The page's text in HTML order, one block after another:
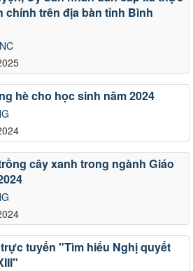
chính trên địa bàn tỉnh Bình
hè cho học sinh năm 2024
cây xanh trong ngành Giáo
tuyến "Tìm hiểu Nghị quyết